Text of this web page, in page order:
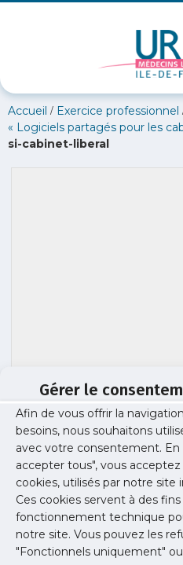
Gérer le
Afin de vous offrir la
besoins, nous souhaitons
avec votre consentement.
accepter tous", vous
cookies, utilisés par notre
Ces cookies servent à des
fonctionnement technique
notre site. Vous pouvez les
"Fonctionnels uniquement"
Accueil / Exercice professionnel
« Logiciels partagés pour les
si-cabinet-liberal
colloque-si-
Publié le :3 juillet 2017
Partager cet article :